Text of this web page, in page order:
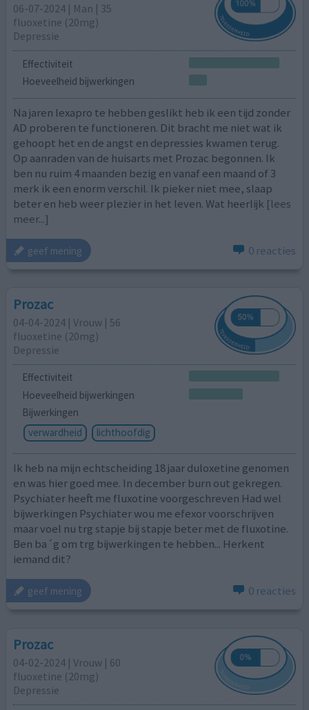
06-07-2024 | Man | 35
fluoxetine (20mg)
Depressie
Effectiviteit
Hoeveelheid bijwerkingen
Na jaren lexapro te hebben geslikt heb ik een tijd zonder
AD proberen te functioneren. Dit bracht me niet wat ik
gehoopt het en de angst en depressies kwamen terug.
Op aanraden van de huisarts met Prozac begonnen. Ik
ben nu ruim 4 maanden bezig en vanaf een maand of 3
merk ik een enorm verschil. Ik pieker niet mee, slaap
beter en heb weer plezier in het leven. Wat heerlijk [lees
meer...]
geef mening 0 reacties
Prozac
04-04-2024 | Vrouw | 56
fluoxetine (20mg)
Depressie
Effectiviteit
Hoeveelheid bijwerkingen
Bijwerkingen
verwardheid
lichthoofdig
Ik heb na mijn echtscheiding 18 jaar duloxetine genomen
en was hier goed mee. In december burn out gekregen.
Psychiater heeft me fluxotine voorgeschreven Had wel
bijwerkingen Psychiater wou me efexor voorschrijven
maar voel nu trg stapje bij stapje beter met de fluxotine.
Ben ba´g om trg bijwerkingen te hebben... Herkent
iemand dit?
geef mening 0 reacties
Prozac
04-02-2024 | Vrouw | 60
fluoxetine (20mg)
Depressie